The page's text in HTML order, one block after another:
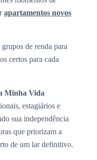
apartamentos novos
grupos de renda para
certos para cada
Minha Vida
estagiários e
sua independência
que priorizam a
de um lar definitivo.